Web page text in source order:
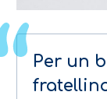
Per un